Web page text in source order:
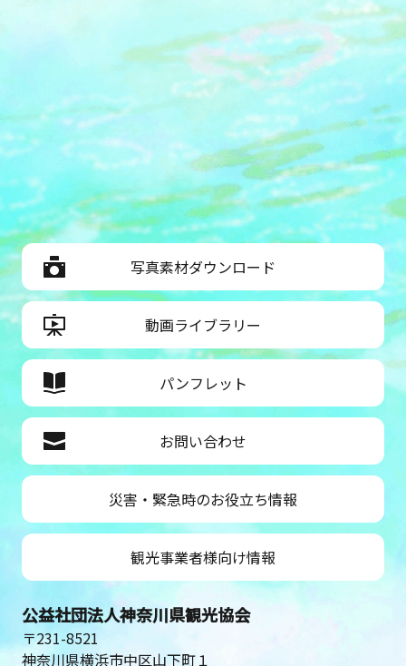
写真素材ダウンロード
動画ライブラリー
パンフレット
お問い合わせ
災害・緊急時のお役立ち情報
観光事業者様向け情報
公益社団法人神奈川県観光協会
〒231-8521
神奈川県横浜市中区山下町１